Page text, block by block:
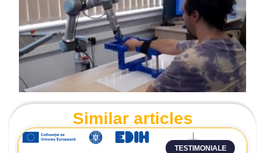
Similar articles
TESTIMONIALE